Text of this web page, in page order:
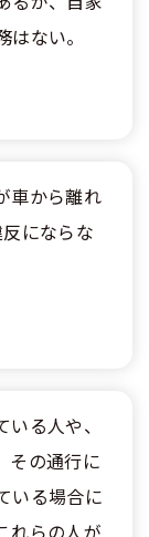
ない。
車から離れ
にならな
る人や、
その通行に
いる場合に
れらの人が